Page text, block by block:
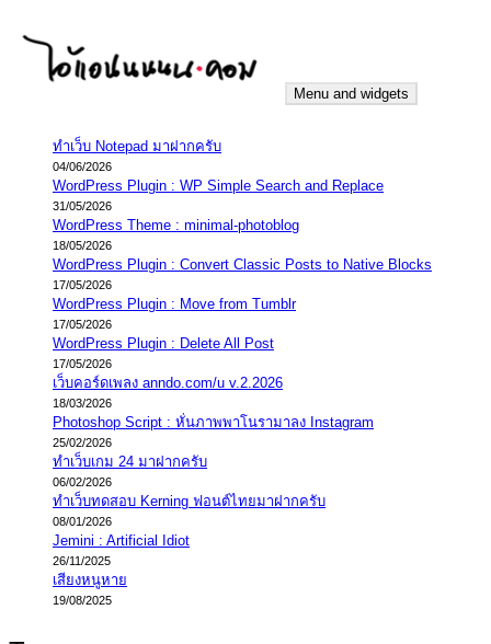
content
iannnnn.com
ความจริงมีสองด้าน คือจริงของมึง กับจริงของกู
Menu and widgets
ทำเว็บ Notepad มาฝากครับ
04/06/2026
WordPress Plugin : WP Simple Search and Replace
31/05/2026
WordPress Theme : minimal-photoblog
18/05/2026
WordPress Plugin : Convert Classic Posts to Native Blocks
17/05/2026
WordPress Plugin : Move from Tumblr
17/05/2026
WordPress Plugin : Delete All Post
17/05/2026
เว็บคอร์ดเพลง anndo.com/u v.2.2026
18/03/2026
Photoshop Script : หั่นภาพพาโนรามาลง Instagram
25/02/2026
ทำเว็บเกม 24 มาฝากครับ
06/02/2026
ทำเว็บทดสอบ Kerning ฟอนต์ไทยมาฝากครับ
08/01/2026
Jemini : Artificial Idiot
26/11/2025
เสียงหนูหาย
19/08/2025